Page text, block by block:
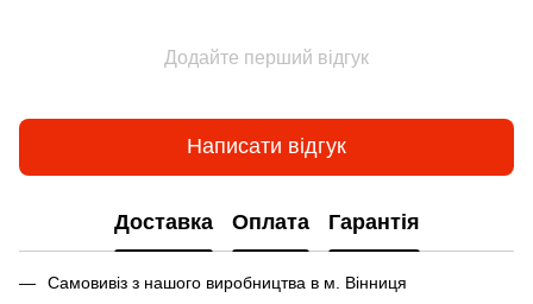
Додайте перший відгук
Написати відгук
Доставка Оплата Гарантія
Самовивіз з нашого виробництва в м. Вінниця